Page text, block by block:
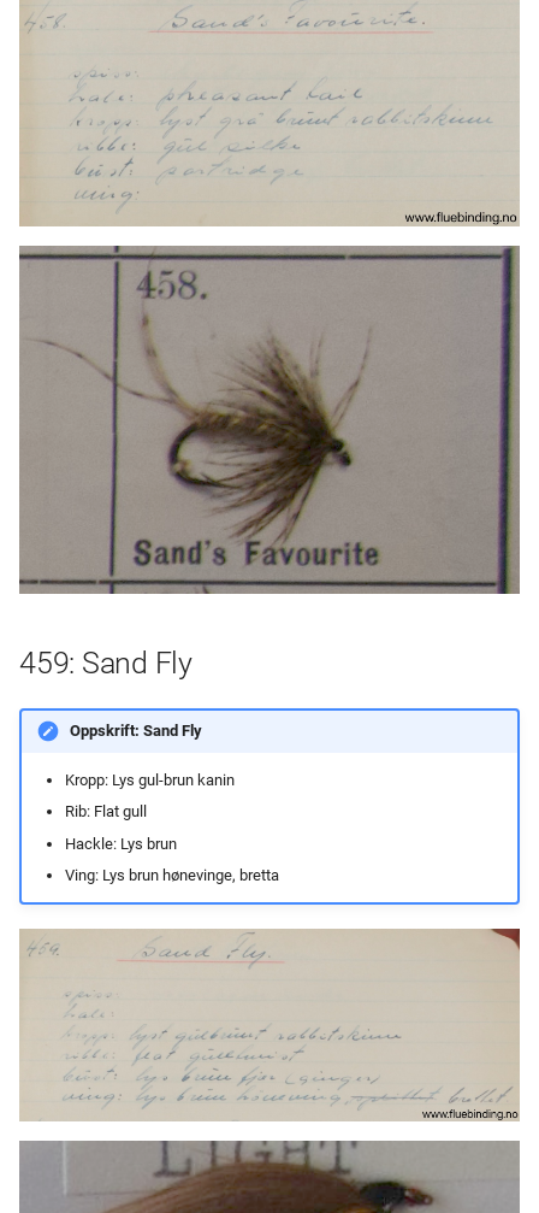
459: Sand Fly
Oppskrift: Sand Fly
Kropp: Lys gul-brun kanin
Rib: Flat gull
Hackle: Lys brun
Ving: Lys brun hønevinge, bretta